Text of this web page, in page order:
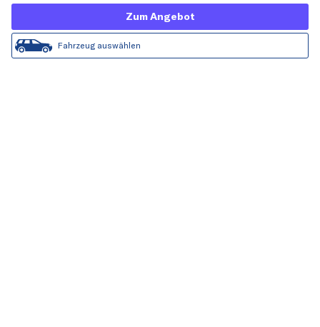
Zum Angebot
Fahrzeug auswählen